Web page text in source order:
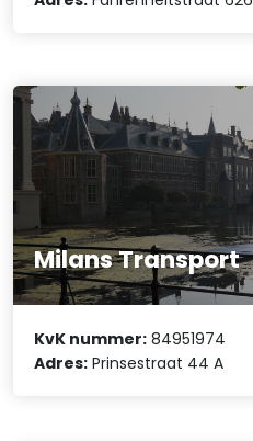
Milans Transport
KvK nummer: 84951974
Adres: Prinsestraat 44 A